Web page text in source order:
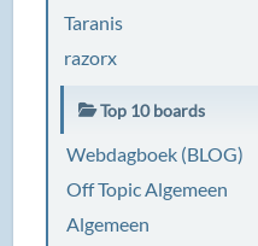
Taranis
razorx
Top 10 boards
Webdagboek (BLOG)
Off Topic Algemeen
Algemeen